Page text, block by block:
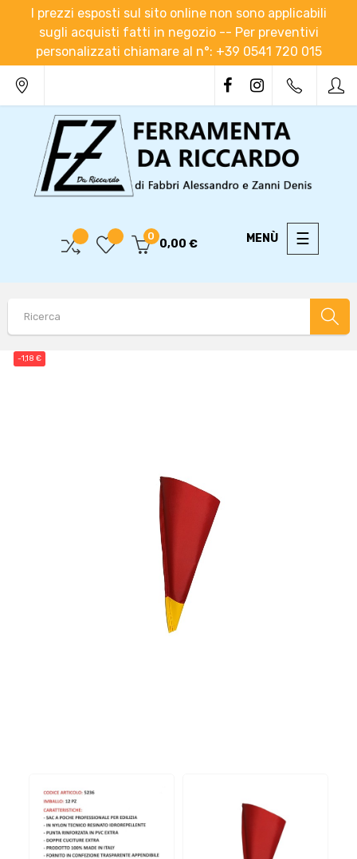
I prezzi esposti sul sito online non sono applicabili
sugli acquisti fatti in negozio -- Per preventivi
personalizzati chiamare al n°: +39 0541 720 015
Toggle
☰
0
0,00 €
-1,18 €